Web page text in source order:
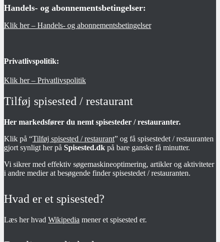
Handels- og abonnementsbetingelser:
Klik her – Handels- og abonnementsbetingelser
Privatlivspolitik:
Klik her – Privatlivspolitik
Tilføj spisested / restaurant
Her markedsfører du nemt spisesteder / restauranter.
Klik på “Tilføj spisested / restaurant” og få spisestedet / restauranten
gjort synligt her på Spisested.dk på bare ganske få minutter.
Vi sikrer med effektiv søgemaskineoptimering, artikler og aktiviteter
i andre medier at besøgende finder spisestedet / restauranten.
Hvad er et spisested?
Læs her hvad Wikipedia mener et spisested er.